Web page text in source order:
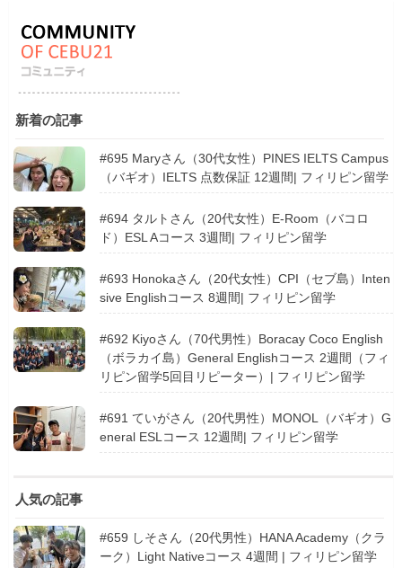
新着の記事
#695 Maryさん（30代女性）PINES IELTS Campus
（バギオ）IELTS 点数保証 12週間| フィリピン留学
#694 タルトさん（20代女性）E-Room（バコロ
ド）ESL Aコース 3週間| フィリピン留学
#693 Honokaさん（20代女性）CPI（セブ島）Inten
sive Englishコース 8週間| フィリピン留学
#692 Kiyoさん（70代男性）Boracay Coco English
（ボラカイ島）General Englishコース 2週間（フィ
リピン留学5回目リピーター）| フィリピン留学
#691 ていがさん（20代男性）MONOL（バギオ）G
eneral ESLコース 12週間| フィリピン留学
人気の記事
#659 しそさん（20代男性）HANA Academy（クラ
ーク）Light Nativeコース 4週間 | フィリピン留学